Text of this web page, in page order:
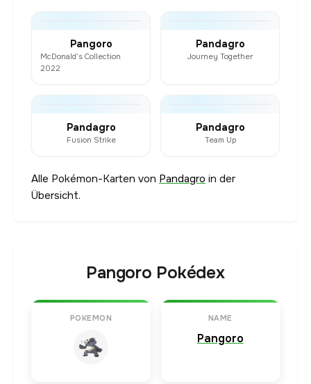
Pangoro
McDonald’s Collection
2022
Pandagro
Journey Together
Pandagro
Fusion Strike
Pandagro
Team Up
Alle Pokémon-Karten von Pandagro in der
Übersicht.
Pangoro Pokédex
POKEMON NAME
Pangoro